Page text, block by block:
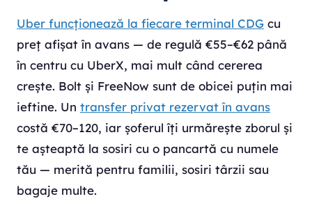
Uber funcționează la fiecare terminal CDG cu
preț afișat în avans — de regulă €55–€62 până
în centru cu UberX, mai mult când cererea
crește. Bolt și FreeNow sunt de obicei puțin mai
ieftine. Un transfer privat rezervat în avans
costă €70–120, iar șoferul îți urmărește zborul și
te așteaptă la sosiri cu o pancartă cu numele
tău — merită pentru familii, sosiri târzii sau
bagaje multe.